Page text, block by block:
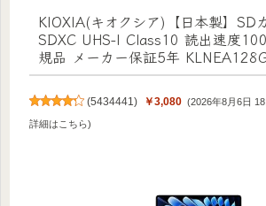
KIOXIA(キオクシア)【日本製】SD
SDXC UHS-I Class10 読出速度
規品 メーカー保証5年
(5434441) ￥3,080 (2026年8月6日
詳細はこちら)